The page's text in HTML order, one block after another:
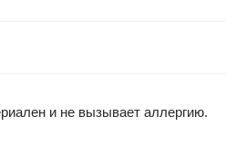
и не вызывает аллергию.